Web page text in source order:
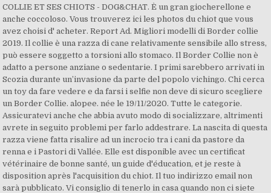
COLLIE ET SES CHIOTS - DOG&CHAT. È un gran giocherellone e
anche coccoloso. Vous trouverez ici les photos du chiot que vous
avez choisi d' acheter. Report Ad. Migliori modelli di Border collie
2019. Il collie è una razza di cane relativamente sensibile allo stress,
può essere soggetto a torsioni allo stomaco. Il Border Collie non è
adatto a persone anziane o sedentarie. I primi sarebbero arrivati in
Scozia durante un’invasione da parte del popolo vichingo. Chi cerca
un toy da fare vedere e da farsi i selfie non deve di sicuro scegliere
un Border Collie. alopee. née le 19/11/2020. Tutte le categorie.
Assicuratevi anche che abbia avuto modo di socializzare, altrimenti
avrete in seguito problemi per farlo addestrare. La nascita di questa
razza viene fatta risalire ad un incrocio tra i cani da pastore da
renna e i Pastori di Vallée. Elle est disponible avec un certificat
vétérinaire de bonne santé, un guide d'éducation, et je reste à
disposition après l'acquisition du chiot. Il tuo indirizzo email non
sarà pubblicato. Vi consiglio di tenerlo in casa quando non ci siete